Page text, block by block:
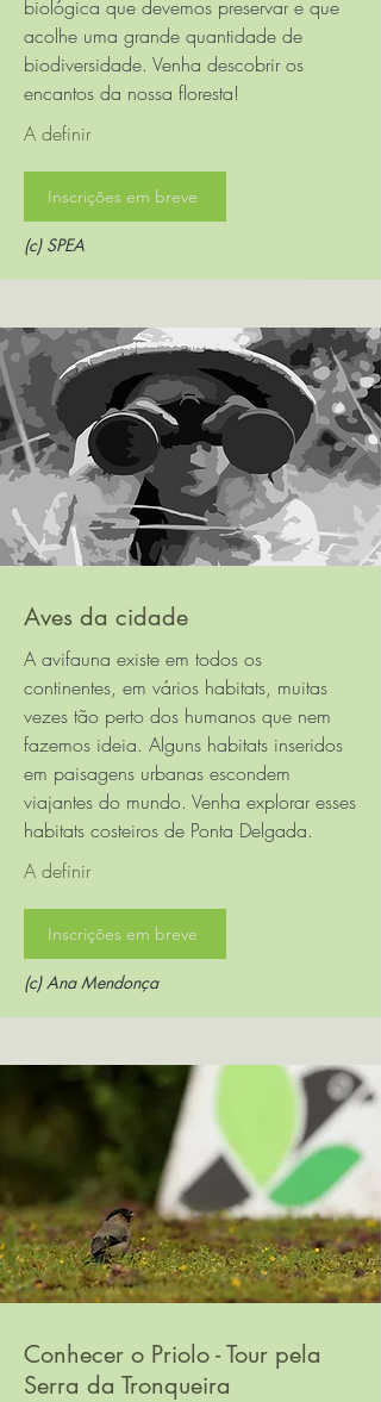
biológica que devemos preservar e que
acolhe uma grande quantidade de
biodiversidade. Venha descobrir os
encantos da nossa floresta!
A definir
Inscrições em breve
(c) SPEA
Aves da cidade
A avifauna existe em todos os
continentes, em vários habitats, muitas
vezes tão perto dos humanos que nem
fazemos ideia. Alguns habitats inseridos
em paisagens urbanas escondem
viajantes do mundo. Venha explorar esses
habitats costeiros de Ponta Delgada.
A definir
Inscrições em breve
(c) Ana Mendonça
Conhecer o Priolo - Tour pela
Serra da Tronqueira